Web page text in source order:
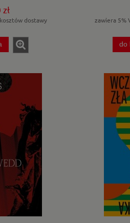
dostawy zawiera 5%
do